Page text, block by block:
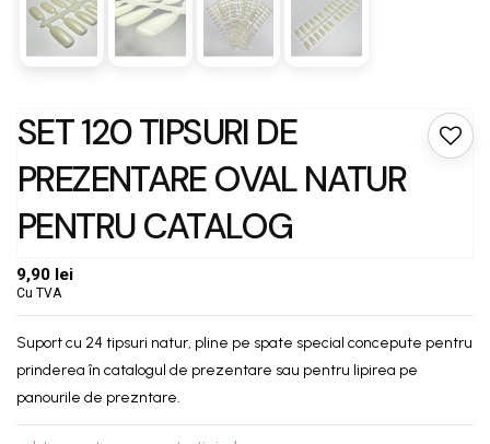
SET 120 TIPSURI DE
PREZENTARE OVAL NATUR
PENTRU CATALOG
9,90 lei
Cu TVA
Suport cu 24 tipsuri natur, pline pe spate special concepute pentru
prinderea în catalogul de prezentare sau pentru lipirea pe
panourile de prezntare.